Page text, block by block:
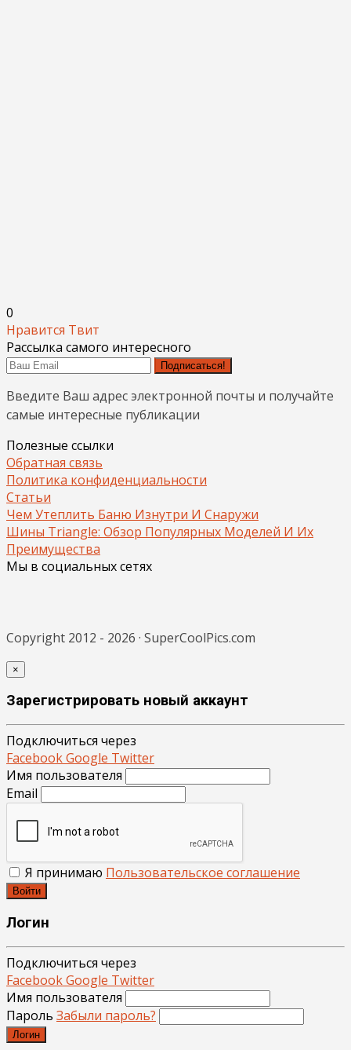
0
Нравится Твит
Рассылка самого интересного
Подписаться!
Введите Ваш адрес электронной почты и получайте
самые интересные публикации
Полезные ссылки
Обратная связь
Политика конфиденциальности
Статьи
Чем Утеплить Баню Изнутри И Снаружи
Шины Triangle: Обзор Популярных Моделей И Их
Преимущества
Мы в социальных сетях
Copyright 2012 - 2026 · SuperCoolPics.com
×
Зарегистрировать новый аккаунт
Подключиться через
FacebookGoogle Twitter
Имя пользователя
Email
Я принимаю Пользовательское соглашение
Войти
Логин
Подключиться через
FacebookGoogle Twitter
Имя пользователя
Пароль Забыли пароль?
Логин